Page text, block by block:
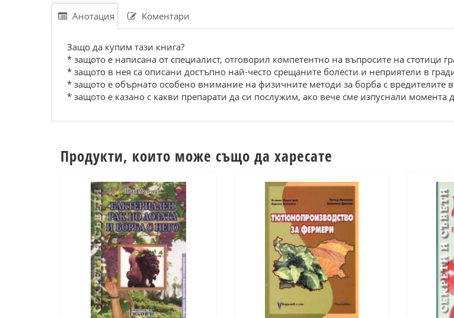
Анотация Коментари
Защо да купим тази книга?
* защото е написана от специалист, отговорил компетентно на въпросите на стотици
* защото в нея са описани достъпно най-често срещаните болести и неприятели в
* защото е обърнато особено внимание на физичните методи за борба с вредителите
* защото е казано с какви препарати да си послужим, ако вече сме изпуснали момента
Продукти, които може също да харесате